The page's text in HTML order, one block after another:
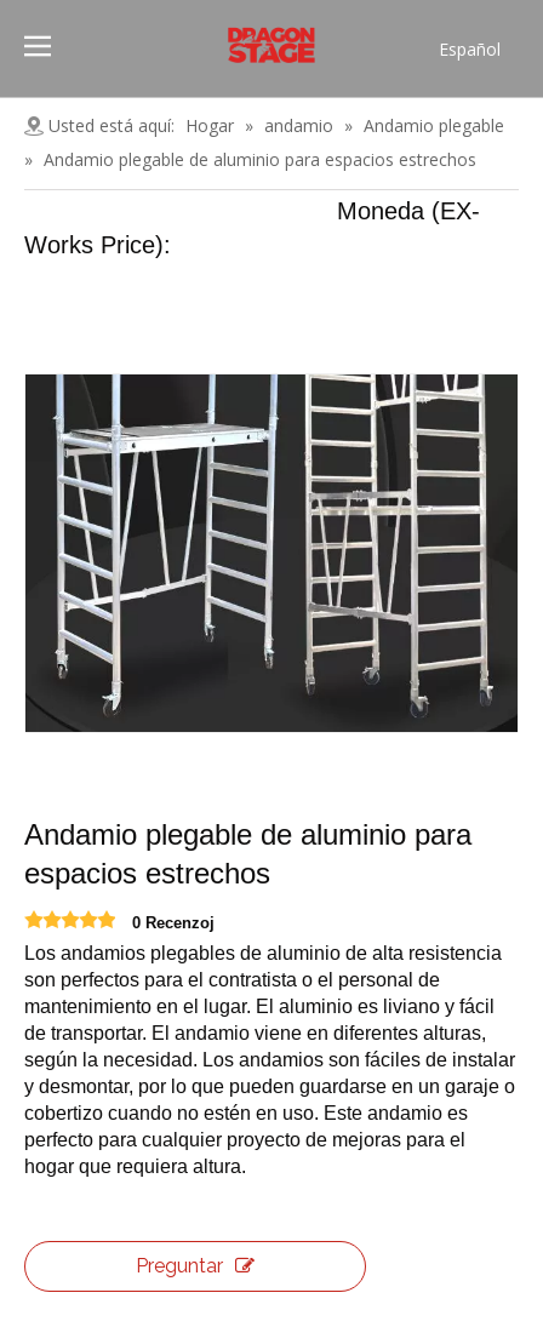
Español
Pусский
Français
العربية
简体中文
Usted está aquí: Hogar » andamio » Andamio plegable
» Andamio plegable de aluminio para espacios estrechos
Moneda (EX-
Works Price):
Andamio plegable de aluminio para
espacios estrechos
0 Recenzoj
Los andamios plegables de aluminio de alta resistencia
son perfectos para el contratista o el personal de
mantenimiento en el lugar. El aluminio es liviano y fácil
de transportar. El andamio viene en diferentes alturas,
según la necesidad. Los andamios son fáciles de instalar
y desmontar, por lo que pueden guardarse en un garaje o
cobertizo cuando no estén en uso. Este andamio es
perfecto para cualquier proyecto de mejoras para el
hogar que requiera altura.
Preguntar